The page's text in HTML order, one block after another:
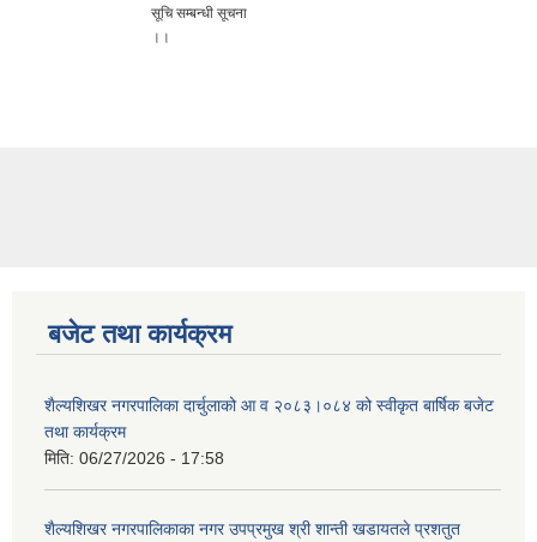
सूचि सम्बन्धी सूचना
।।
बजेट तथा कार्यक्रम
शैल्यशिखर नगरपालिका दार्चुलाको आ व २०८३।०८४ को स्वीकृत बार्षिक बजेट
तथा कार्यक्रम
मिति: 06/27/2026 - 17:58
शैल्यशिखर नगरपालिकाका नगर उपप्रमुख श्री शान्ती खडायतले प्रशतुत